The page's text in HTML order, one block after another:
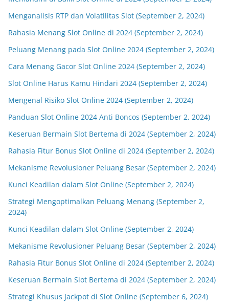
Menganalisis RTP dan Volatilitas Slot (September 2, 2024)
Rahasia Menang Slot Online di 2024 (September 2, 2024)
Peluang Menang pada Slot Online 2024 (September 2, 2024)
Cara Menang Gacor Slot Online 2024 (September 2, 2024)
Slot Online Harus Kamu Hindari 2024 (September 2, 2024)
Mengenal Risiko Slot Online 2024 (September 2, 2024)
Panduan Slot Online 2024 Anti Boncos (September 2, 2024)
Keseruan Bermain Slot Bertema di 2024 (September 2, 2024)
Rahasia Fitur Bonus Slot Online di 2024 (September 2, 2024)
Mekanisme Revolusioner Peluang Besar (September 2, 2024)
Kunci Keadilan dalam Slot Online (September 2, 2024)
Strategi Mengoptimalkan Peluang Menang (September 2,
2024)
Kunci Keadilan dalam Slot Online (September 2, 2024)
Mekanisme Revolusioner Peluang Besar (September 2, 2024)
Rahasia Fitur Bonus Slot Online di 2024 (September 2, 2024)
Keseruan Bermain Slot Bertema di 2024 (September 2, 2024)
Strategi Khusus Jackpot di Slot Online (September 6, 2024)